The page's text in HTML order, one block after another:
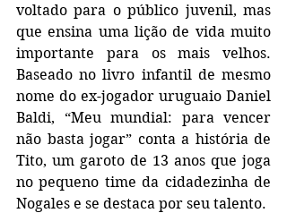
voltado para o público juvenil, mas
que ensina uma lição de vida muito
importante para os mais velhos.
Baseado no livro infantil de mesmo
nome do ex-jogador uruguaio Daniel
Baldi, “Meu mundial: para vencer
não basta jogar” conta a história de
Tito, um garoto de 13 anos que joga
no pequeno time da cidadezinha de
Nogales e se destaca por seu talento.